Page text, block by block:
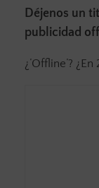
Déjenos un
publicidad
¿’Offline’?